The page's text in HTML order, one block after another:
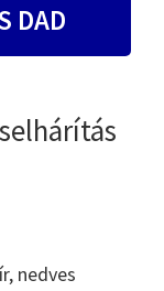
DAD
nedves